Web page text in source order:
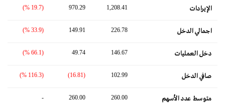
الإيرادات 1,208.41
970.29
(19.7 %)
اجمالي الدخل 226.78
149.91
(33.9 %)
دخل العمليات 146.67
49.74
(66.1 %)
صافي الدخل 102.99
(16.81)
(116.3 %)
متوسط ​​عدد الأسهم 260.00
260.00
-